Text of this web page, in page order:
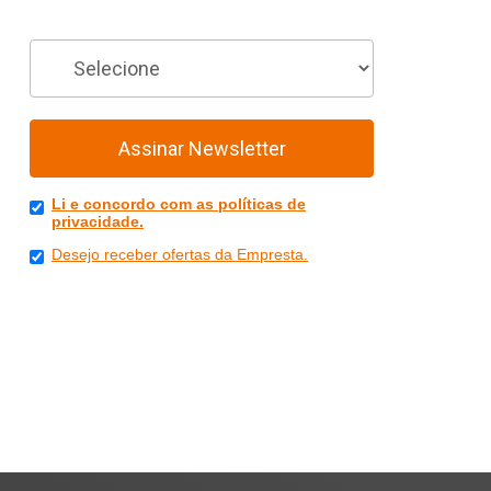
Assinar Newsletter
Li e concordo com as políticas de
privacidade.
Desejo receber ofertas da Empresta.